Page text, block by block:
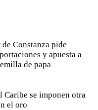
Constanza pide
y apuesta a
de papa
Caribe se imponen otra
el oro